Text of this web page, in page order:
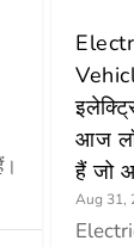
आज
हैं जो
Aug 31,